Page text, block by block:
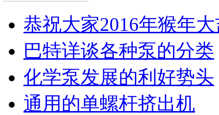
恭祝大家2016年猴年
巴特详谈各种泵的分类
化学泵发展的利好势头
通用的单螺杆挤出机